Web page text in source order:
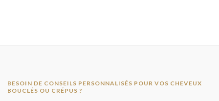
BESOIN DE CONSEILS PERSONNALISÉS POUR VOS CHEVEUX
BOUCLÉS OU CRÉPUS ?